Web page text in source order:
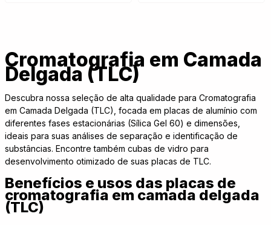
Cromatografia em Camada
Delgada (TLC)
Descubra nossa seleção de alta qualidade para Cromatografia
em Camada Delgada (TLC), focada em placas de alumínio com
diferentes fases estacionárias (Sílica Gel 60) e dimensões,
ideais para suas análises de separação e identificação de
substâncias. Encontre também cubas de vidro para
desenvolvimento otimizado de suas placas de TLC.
Benefícios e usos das placas de
cromatografia em camada delgada
(TLC)